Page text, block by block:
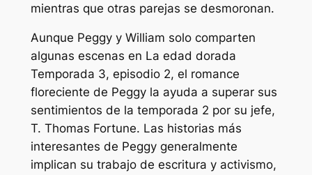
mientras que otras parejas se desmoronan.
Aunque Peggy y William solo comparten
algunas escenas en La edad dorada
Temporada 3, episodio 2, el romance
floreciente de Peggy la ayuda a superar sus
sentimientos de la temporada 2 por su jefe,
T. Thomas Fortune. Las historias más
interesantes de Peggy generalmente
implican su trabajo de escritura y activismo,